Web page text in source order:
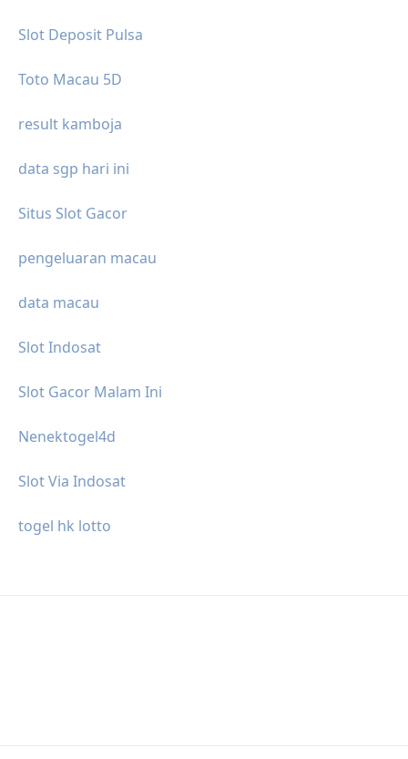
Slot Deposit Pulsa
Toto Macau 5D
result kamboja
data sgp hari ini
Situs Slot Gacor
pengeluaran macau
data macau
Slot Indosat
Slot Gacor Malam Ini
Nenektogel4d
Slot Via Indosat
togel hk lotto